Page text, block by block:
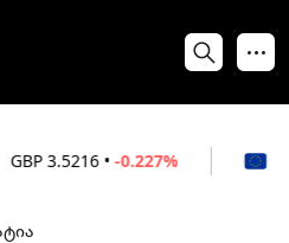
• -0.227%